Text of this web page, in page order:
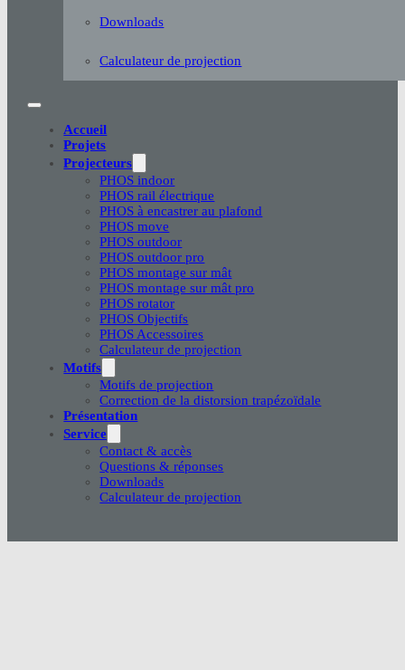
Downloads
Calculateur de projection
Accueil
Projets
Projecteurs
PHOS indoor
PHOS rail électrique
PHOS à encastrer au plafond
PHOS move
PHOS outdoor
PHOS outdoor pro
PHOS montage sur mât
PHOS montage sur mât pro
PHOS rotator
PHOS Objectifs
PHOS Accessoires
Calculateur de projection
Motifs
Motifs de projection
Correction de la distorsion trapézoïdale
Présentation
Service
Contact & accès
Questions & réponses
Downloads
Calculateur de projection